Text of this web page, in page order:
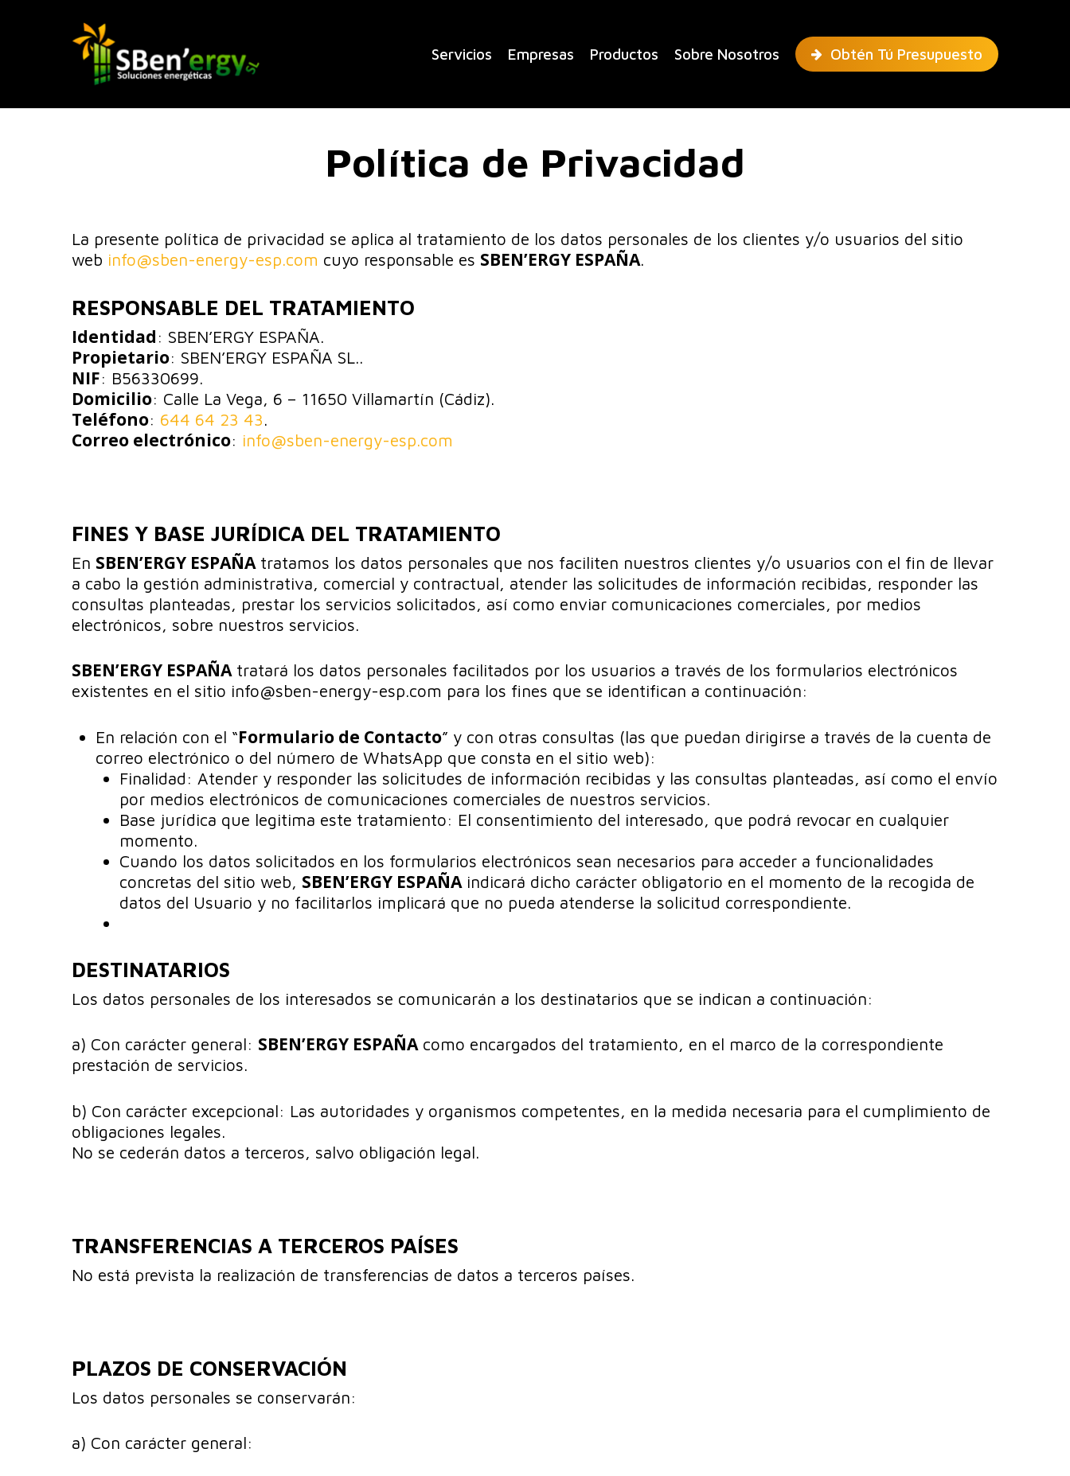
Servicios Empresas Productos Sobre Nosotros Obtén Tú Presupuesto
Política de Privacidad
La presente política de privacidad se aplica al tratamiento de los datos personales de los clientes y/o usuarios del sitio
web info@sben-energy-esp.com cuyo responsable es SBEN’ERGY ESPAÑA.
RESPONSABLE DEL TRATAMIENTO
Identidad : SBEN’ERGY ESPAÑA.
Propietario: SBEN’ERGY ESPAÑA SL..
NIF: B56330699.
Domicilio: Calle La Vega, 6 – 11650 Villamartín (Cádiz).
Teléfono: 644 64 23 43.
Correo electrónico: info@sben-energy-esp.com
FINES Y BASE JURÍDICA DEL TRATAMIENTO
En SBEN’ERGY ESPAÑA tratamos los datos personales que nos faciliten nuestros clientes y/o usuarios con el fin de llevar
a cabo la gestión administrativa, comercial y contractual, atender las solicitudes de información recibidas, responder las
consultas planteadas, prestar los servicios solicitados, así como enviar comunicaciones comerciales, por medios
electrónicos, sobre nuestros servicios.
SBEN’ERGY ESPAÑA tratará los datos personales facilitados por los usuarios a través de los formularios electrónicos
existentes en el sitio info@sben-energy-esp.com para los fines que se identifican a continuación:
En relación con el “Formulario de Contacto” y con otras consultas (las que puedan dirigirse a través de la cuenta de
correo electrónico o del número de WhatsApp que consta en el sitio web):
Finalidad: Atender y responder las solicitudes de información recibidas y las consultas planteadas, así como el envío
por medios electrónicos de comunicaciones comerciales de nuestros servicios.
Base jurídica que legitima este tratamiento: El consentimiento del interesado, que podrá revocar en cualquier
momento.
Cuando los datos solicitados en los formularios electrónicos sean necesarios para acceder a funcionalidades
concretas del sitio web, SBEN’ERGY ESPAÑA indicará dicho carácter obligatorio en el momento de la recogida de
datos del Usuario y no facilitarlos implicará que no pueda atenderse la solicitud correspondiente.
DESTINATARIOS
Los datos personales de los interesados se comunicarán a los destinatarios que se indican a continuación:
a) Con carácter general: SBEN’ERGY ESPAÑA como encargados del tratamiento, en el marco de la correspondiente
prestación de servicios.
b) Con carácter excepcional: Las autoridades y organismos competentes, en la medida necesaria para el cumplimiento de
obligaciones legales.
No se cederán datos a terceros, salvo obligación legal.
TRANSFERENCIAS A TERCEROS PAÍSES
No está prevista la realización de transferencias de datos a terceros países.
PLAZOS DE CONSERVACIÓN
Los datos personales se conservarán:
a) Con carácter general: